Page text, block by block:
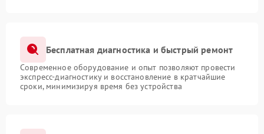
Бесплатная диагностика и быстрый ремонт
Современное оборудование и опыт позволяют провести
экспресс-диагностику и восстановление в кратчайшие
сроки, минимизируя время без устройства